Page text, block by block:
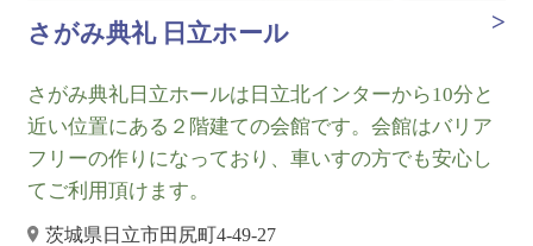
さがみ典礼 日立ホール
さがみ典礼日立ホールは日立北インターから10分と
近い位置にある２階建ての会館です。会館はバリア
フリーの作りになっており、車いすの方でも安心し
てご利用頂けます。
茨城県日立市田尻町4-49-27